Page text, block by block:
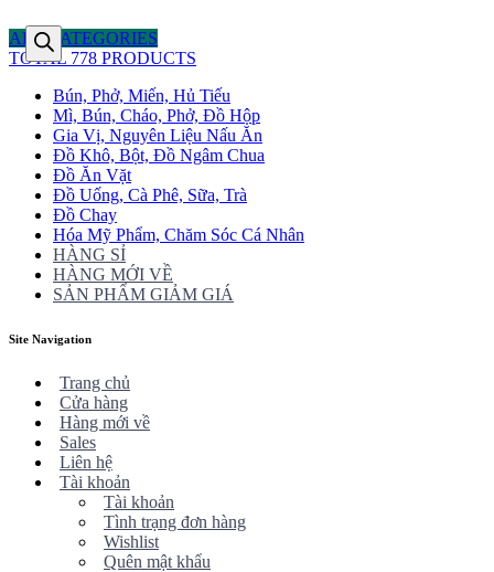
ALL CATEGORIES
TOTAL 778 PRODUCTS
Bún, Phở, Miến, Hủ Tiếu
Mì, Bún, Cháo, Phở, Đồ Hộp
Gia Vị, Nguyên Liệu Nấu Ăn
Đồ Khô, Bột, Đồ Ngâm Chua
Đồ Ăn Vặt
Đồ Uống, Cà Phê, Sữa, Trà
Đồ Chay
Hóa Mỹ Phẩm, Chăm Sóc Cá Nhân
HÀNG SỈ
HÀNG MỚI VỀ
SẢN PHẨM GIẢM GIÁ
Site Navigation
Trang chủ
Cửa hàng
Hàng mới về
Sales
Liên hệ
Tài khoản
Tài khoản
Tình trạng đơn hàng
Wishlist
Quên mật khẩu